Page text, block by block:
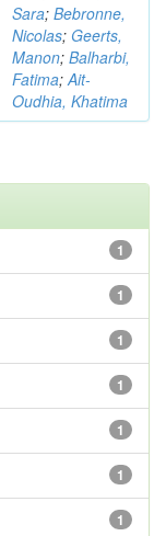
Sara; Bebronne,
Nicolas; Geerts,
Manon; Balharbi,
Fatima;Ait-
Oudhia, Khatima
1
1
1
1
1
1
1